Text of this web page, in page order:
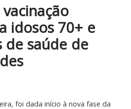
idosos 70+ e
de saúde de
foi dada início à nova fase da